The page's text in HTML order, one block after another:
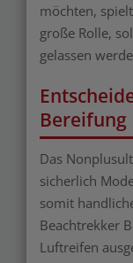
möchten,
große Rolle,
gelassen
Bereifung
Das
sicherlich
somit
Beachtrekker
Luftreifen